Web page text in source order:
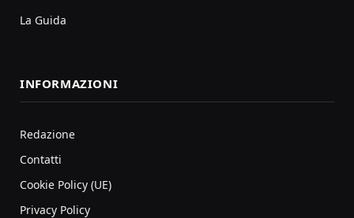
La Guida
INFORMAZIONI
Redazione
Contatti
Cookie Policy (UE)
Privacy Policy